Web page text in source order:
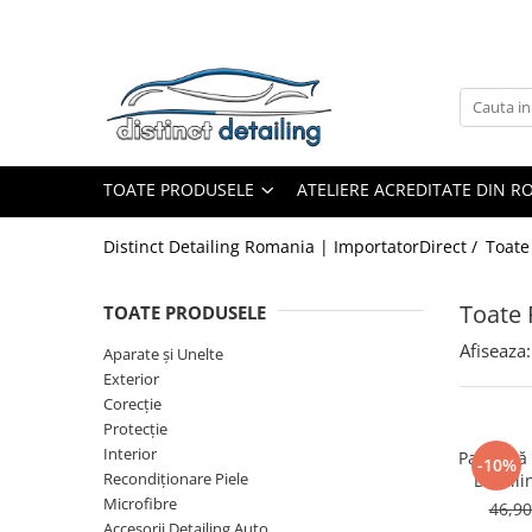
Toate Produsele
Aparate şi Unelte
Piese de Schimb Tornador®
Lămpi Inspecţie şi Lucru
Pre-Spălare şi Spălare
Decontaminare
Jante şi Anvelope
Compartiment Motor
Sticlă / Geamuri
TOATE PRODUSELE ATELIERE ACREDITATE DIN
Distinct Detailing Romania | ImportatorDirect /
Toate
TOATE PRODUSELE
Aparate şi Unelte
Exterior
Corecţie
Protecţie
Interior
Recondiţionare Piele
Microfibre
Afiseaza:
-10%
Pad